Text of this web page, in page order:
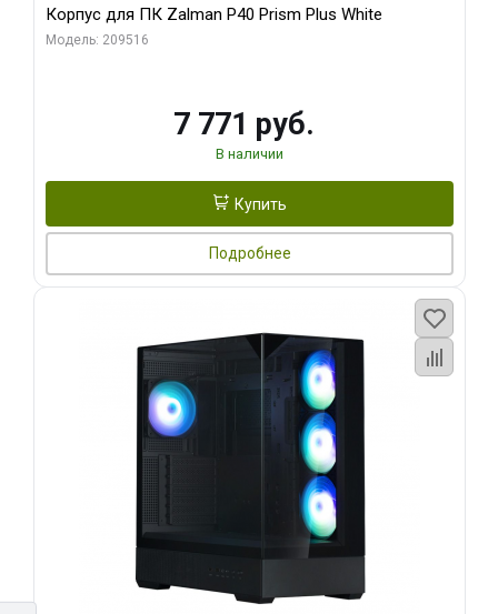
Корпус для ПК Zalman P40 Prism Plus White
Модель: 209516
7 771 руб.
В наличии
Купить
Подробнее